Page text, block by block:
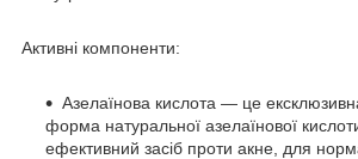
Активні компоненти:
Азелаїнова кислота — це
форма натуральної азелаїнової
ефективний засіб проти акне, для